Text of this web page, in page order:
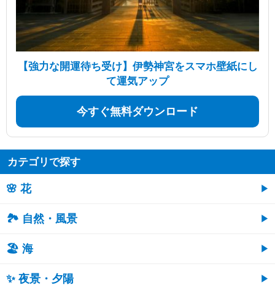
【強力な開運待ち受け】伊勢神宮をスマホ壁紙にし
て運気アップ
今すぐ無料ダウンロード
カテゴリで探す
🌸 花
🏞️ 自然・風景
🏖 海
✨ 夜景・夕陽